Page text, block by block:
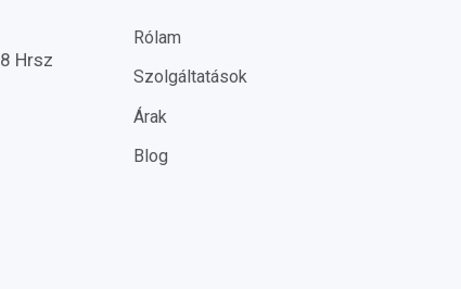
Hrsz
Rólam
Szolgáltatások
Árak
Blog